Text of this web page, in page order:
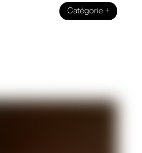
Catégorie +